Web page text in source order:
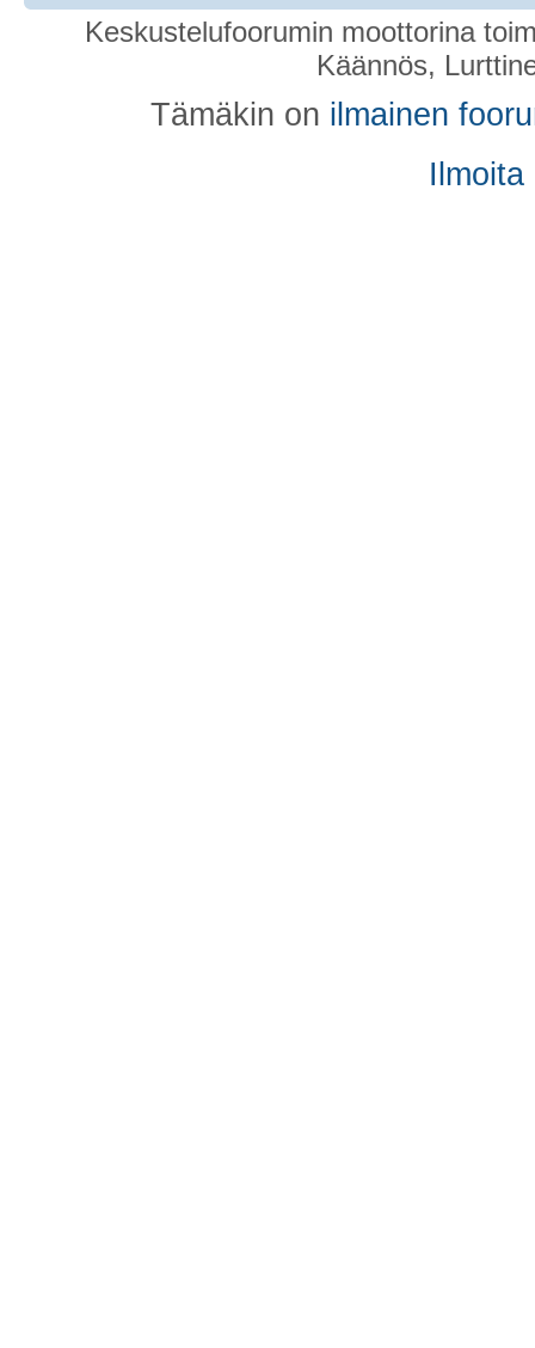
Keskustelufoorumin moottorina
Käännös,
Tämäkin on ilmainen